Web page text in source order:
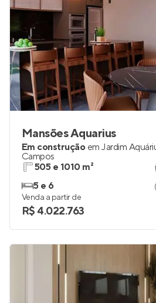
Mansões Aquarius
Em construção em Jardim
Campos
505 e 1010 m²
5 e 6
Venda a partir de
R$ 4.022.763